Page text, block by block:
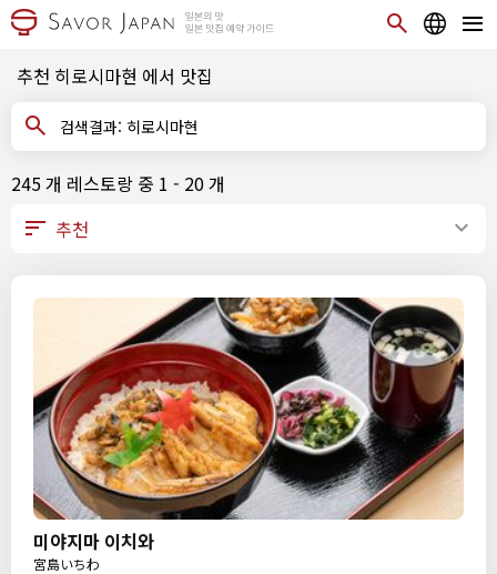
추천 히로시마현 에서 맛집
검색결과: 히로시마현
245 개 레스토랑 중 1 - 20 개
미야지마 이치와
宮島いちわ